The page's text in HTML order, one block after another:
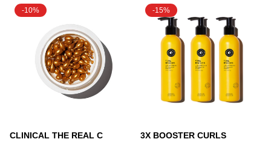
-10%
CLINICAL THE REAL C
-15%
3X BOOSTER CURLS